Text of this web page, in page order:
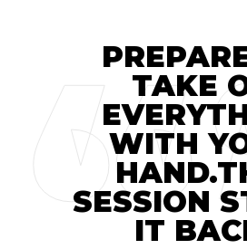
TAKE
WITH
SESSION
IT